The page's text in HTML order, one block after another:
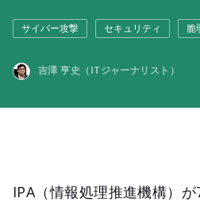
サイバー攻撃 セキュリティ 脆
吉澤 亨史（ITジャーナリスト）
IPA（情報処理推進機構）